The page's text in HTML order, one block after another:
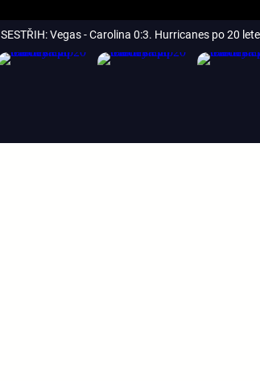
SESTŘIH: Vegas - Carolina 0:3. Hurricanes po 20